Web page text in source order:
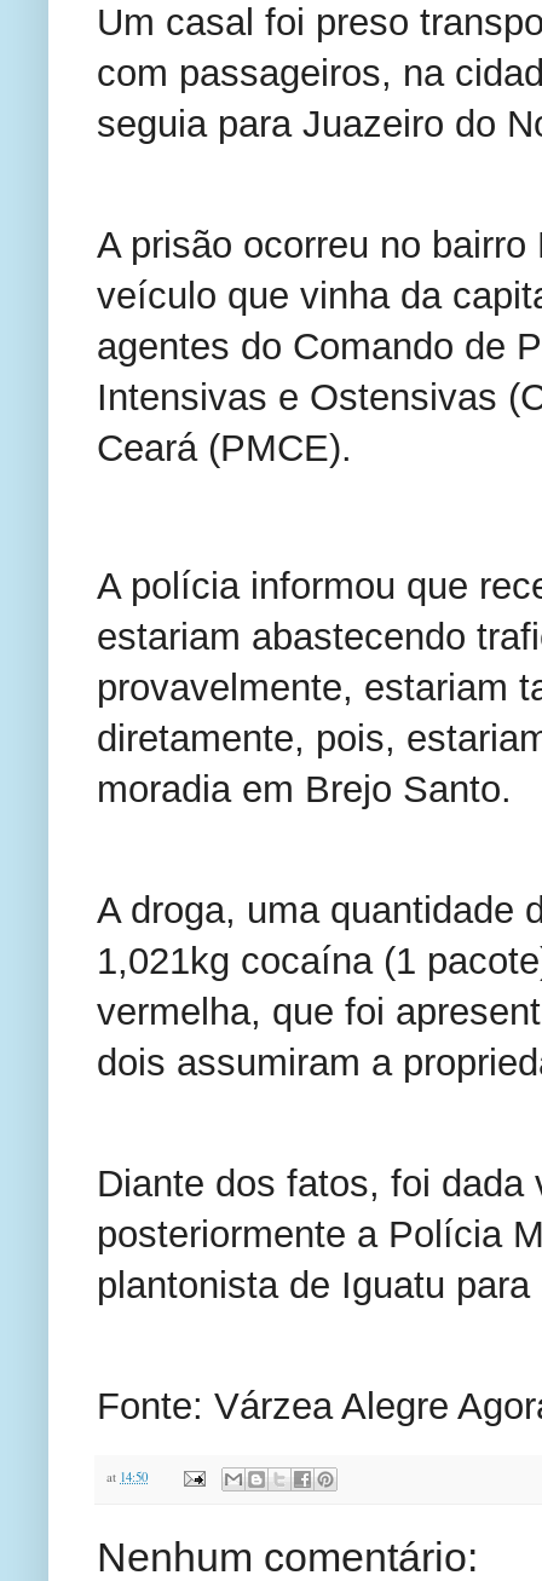
Um casal foi preso
com passageiros, na
seguia para Juazeiro do
A prisão ocorreu no
veículo que vinha da
agentes do Comando de
Intensivas e Ostensivas
Ceará (PMCE).
A polícia informou que
estariam abastecendo
provavelmente, estariam
diretamente, pois,
moradia em Brejo Santo.
A droga, uma quantidade
1,021kg cocaína (1
vermelha, que foi
dois assumiram a
Diante dos fatos, foi
posteriormente a Polícia
plantonista de Iguatu
Fonte: Várzea Alegre
at 14:50
Nenhum comentário: